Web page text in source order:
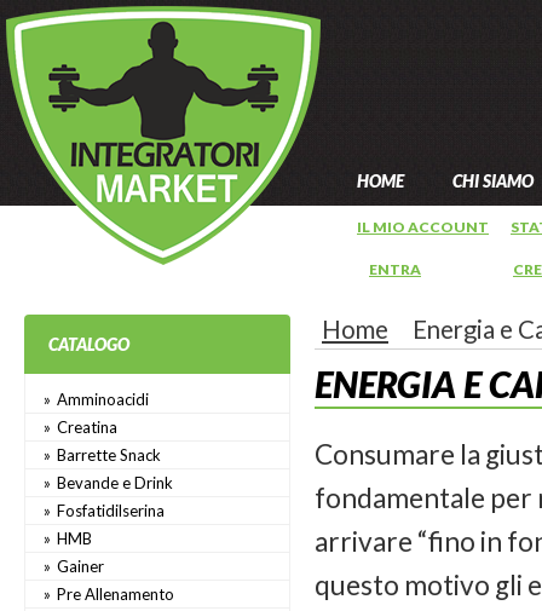
HOME CHI SIAMO
IL MIO ACCOUNT
ENTRA
CATALOGO
Amminoacidi
Creatina
Barrette Snack
Bevande e Drink
Fosfatidilserina
HMB
Gainer
Pre Allenamento
Home Energia e
ENERGIA E
Consumare la
fondamentale per
arrivare “fino in
questo motivo gli